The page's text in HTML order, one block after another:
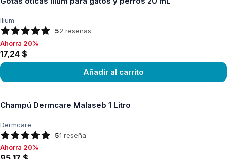
Ilium
52 reseñas
Ahorra 20%, 17,24 $
Ahorra 20%
17,24 $
Añadir al carrito
Champú Dermcare Malaseb 1 Litro
Dermcare
51 reseña
Ahorra 20%, 95,17 $
Ahorra 20%